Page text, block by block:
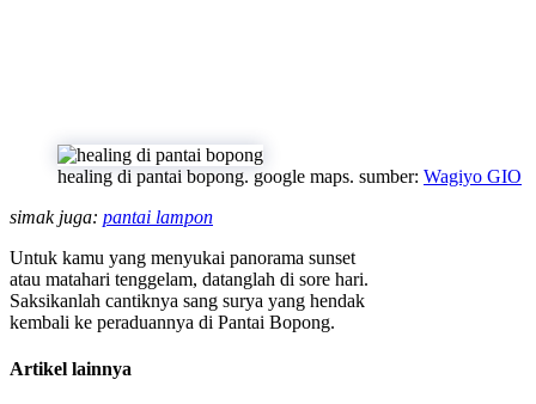
healing di pantai bopong. google maps. sumber: Wagiyo GIO
simak juga: pantai lampon
Untuk kamu yang menyukai panorama sunset
atau matahari tenggelam, datanglah di sore hari.
Saksikanlah cantiknya sang surya yang hendak
kembali ke peraduannya di Pantai Bopong.
Artikel lainnya